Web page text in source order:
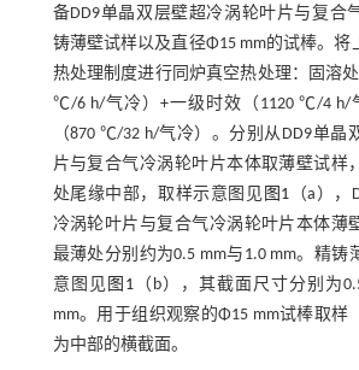
备DD9单晶双层壁超冷涡轮叶片与复合
铸薄壁试样以及直径Φ15 mm的试棒。将
热处理制度进行同炉真空热处理：固溶
℃/6 h/气冷）+一级时效（1120 ℃/4 h/
（870 ℃/32 h/气冷）。分别从DD9单晶
片与复合气冷涡轮叶片本体取薄壁试样
处尾缘中部，取样示意图见 图1 （a）
冷涡轮叶片与复合气冷涡轮叶片本体薄
最薄处分别约为0.5 mm与1.0 mm。精铸
意图见 图1（b），其截面尺寸分别为
mm。用于组织观察的Φ15 mm试棒取样
为中部的横截面。